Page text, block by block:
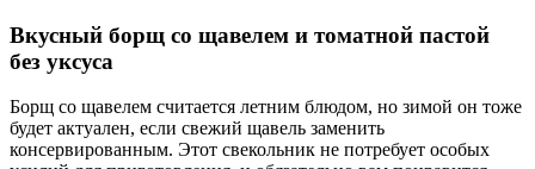
Вкусный борщ со щавелем и томатной пастой
без уксуса
Борщ со щавелем считается летним блюдом, но зимой он тоже
будет актуален, если свежий щавель заменить
консервированным. Этот свекольник не потребует особых